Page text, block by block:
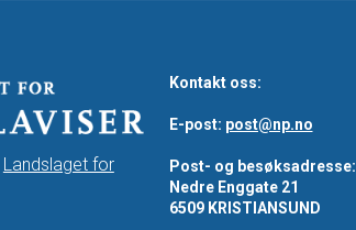
Landslaget for
Kontakt oss:
E-post: post@np.no
Post- og besøksadresse:
Nedre Enggate 21
6509 KRISTIANSUND